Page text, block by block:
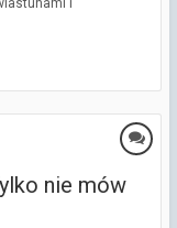
i
nie mów